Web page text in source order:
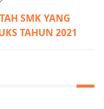
SMK YANG
TAHUN 2021